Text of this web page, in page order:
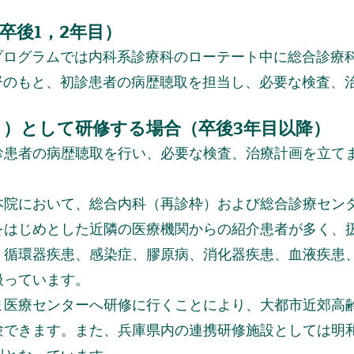
後1 ， 2年目）
グラムでは内科系診療科のローテート中に総合診
もと、初診患者の病歴聴取を担当し、必要な検査、
として研修する場合（卒後3年目以降）
者の病歴聴取を行い、必要な検査、治療計画を立
おいて、総合内科（再診枠）および総合診療セン
じめとした近隣の医療機関からの紹介患者が多く
環器疾患、感染症、膠原病、消化器疾患、血液疾
ています。
センターへ研修に行くことにより、大都市近郊高
きます。また、兵庫県内の連携研修施設としては